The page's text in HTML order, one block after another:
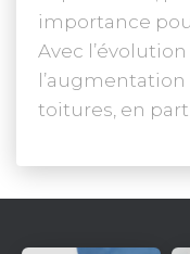
importance
Avec
toitures, en